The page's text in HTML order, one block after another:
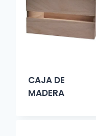
CAJA DE
MADERA